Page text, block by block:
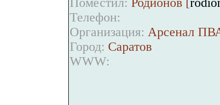
Телефон:
Организация: Арсенал
Город: Саратов
WWW: